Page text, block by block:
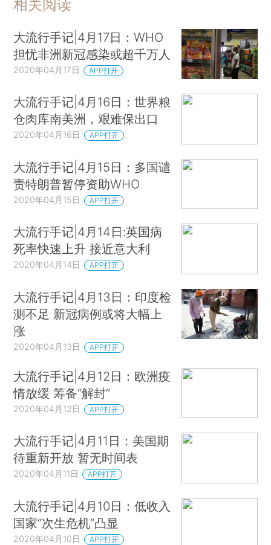
相关阅读
大流行手记|4月17日：WHO
担忧非洲新冠感染或超千万人
2020年04月17日 APP打开
大流行手记|4月16日：世界粮
仓肉库南美洲，艰难保出口
2020年04月16日 APP打开
大流行手记|4月15日：多国谴
责特朗普暂停资助WHO
2020年04月15日 APP打开
大流行手记|4月14日:英国病
死率快速上升 接近意大利
2020年04月14日 APP打开
大流行手记|4月13日：印度检
测不足 新冠病例或将大幅上
涨
2020年04月13日 APP打开
大流行手记|4月12日：欧洲疫
情放缓 筹备“解封”
2020年04月12日 APP打开
大流行手记|4月11日：美国期
待重新开放 暂无时间表
2020年04月11日 APP打开
大流行手记|4月10日：低收入
国家“次生危机”凸显
2020年04月10日 APP打开